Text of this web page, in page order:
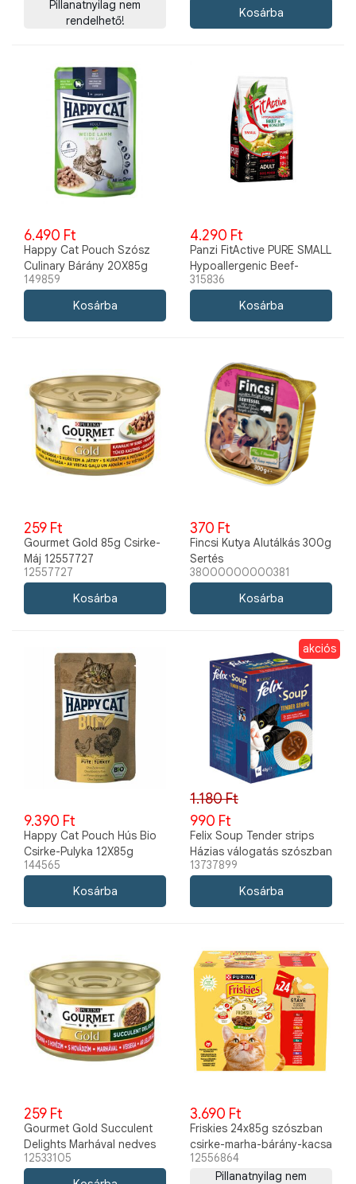
Pillanatnyilag nem
rendelhető!
6.490 Ft
Happy Cat Pouch Szósz
Culinary Bárány 20X85g
149859
4.290 Ft
Panzi FitActive PURE SMALL
Hypoallergenic Beef-
Rosehip 3kg
315836
259 Ft
Gourmet Gold 85g Csirke-
Máj 12557727
12557727
370 Ft
Fincsi Kutya Alutálkás 300g
Sertés
38000000000381
9.390 Ft
Happy Cat Pouch Hús Bio
Csirke-Pulyka 12X85g
144565
akciós
1.180 Ft
990 Ft
Felix Soup Tender strips
Házias válogatás szószban
6x48g
13737899
259 Ft
Gourmet Gold Succulent
Delights Marhával nedves
macskaeledel 85g
12533105
3.690 Ft
Friskies 24x85g szószban
csirke-marha-bárány-kacsa
12556864
Pillanatnyilag nem